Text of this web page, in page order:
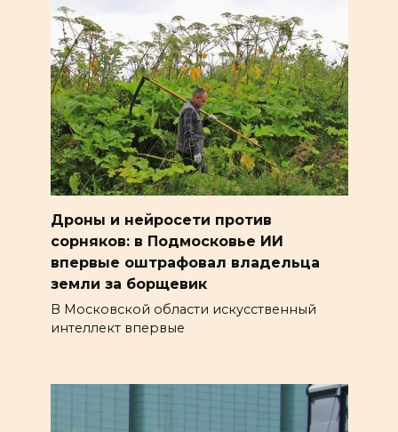
Дроны и нейросети против
сорняков: в Подмосковье ИИ
впервые оштрафовал владельца
земли за борщевик
В Московской области искусственный
интеллект впервые